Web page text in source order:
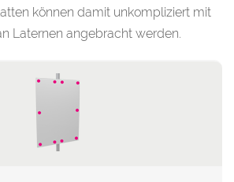
können damit unkompliziert mit
Laternen angebracht werden.